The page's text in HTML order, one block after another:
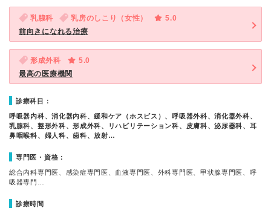
乳腺科 乳房のしこり（女性）
5.0
前向きになれる治療
形成外科
5.0
最高の医療機関
診療科目：
呼吸器内科、消化器内科、緩和ケア（ホスピス）、呼吸器外科、消化器外科、
乳腺科、整形外科、形成外科、リハビリテーション科、皮膚科、泌尿器科、耳
鼻咽喉科、婦人科、歯科、放射…
専門医・資格：
総合内科専門医、感染症専門医、血液専門医、外科専門医、甲状腺専門医、呼
吸器専門…
診療時間